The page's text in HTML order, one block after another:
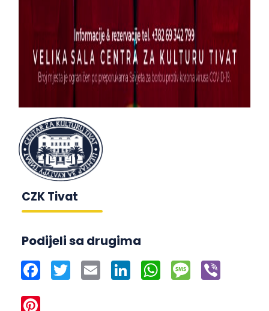
CZK Tivat
Podijeli sa drugima
Facebook
Twitter Email LinkedInWhatsApp
Message